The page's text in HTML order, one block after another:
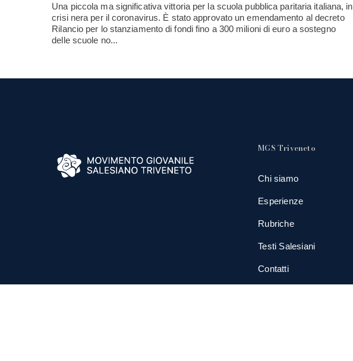
Una piccola ma significativa vittoria per la scuola pubblica paritaria italiana, in
crisi nera per il coronavirus. È stato approvato un emendamento al decreto
Rilancio per lo stanziamento di fondi fino a 300 milioni di euro a sostegno
delle scuole no...
MGS Triveneto
Chi siamo
Esperienze
Rubriche
Testi Salesiani
Contatti